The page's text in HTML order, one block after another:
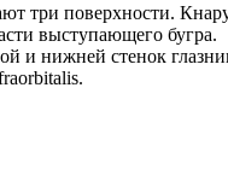
три поверхности.
выступающего бугра.
и нижней стенок